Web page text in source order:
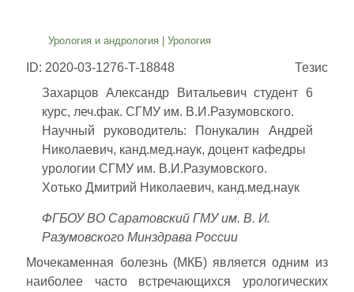
Урология и андрология |Урология
ID: 2020-03-1276-T-18848
Тезис
Захарцов Александр Витальевич студент 6
курс, леч.фак. СГМУ им. В.И.Разумовского.
Научный руководитель: Понукалин Андрей
Николаевич, канд.мед.наук, доцент кафедры
урологии СГМУ им. В.И.Разумовского.
Хотько Дмитрий Николаевич, канд.мед.наук
ФГБОУ ВО Саратовский ГМУ им. В. И.
Разумовского Минздрава России
Мочекаменная болезнь (МКБ) является одним из
наиболее часто встречающихся урологических